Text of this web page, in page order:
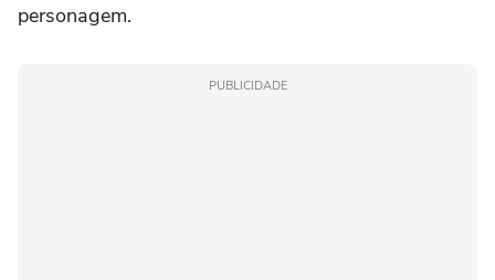
personagem.
PUBLICIDADE